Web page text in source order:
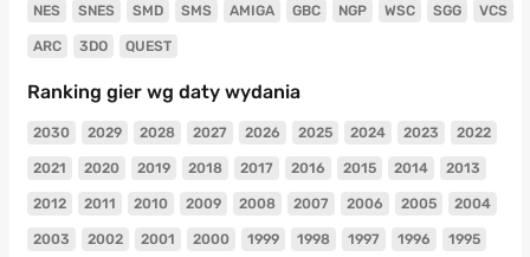
NES SNES SMD SMS AMIGA GBC NGP WSC SGG VCS
ARC 3DO QUEST
Ranking gier wg daty wydania
2030 2029 2028 2027 2026 2025 2024 2023 2022
2021 2020 2019 2018 2017 2016 2015 2014 2013
2012 2011 2010 2009 2008 2007 2006 2005 2004
2003 2002 2001 2000 1999 1998 1997 1996 1995